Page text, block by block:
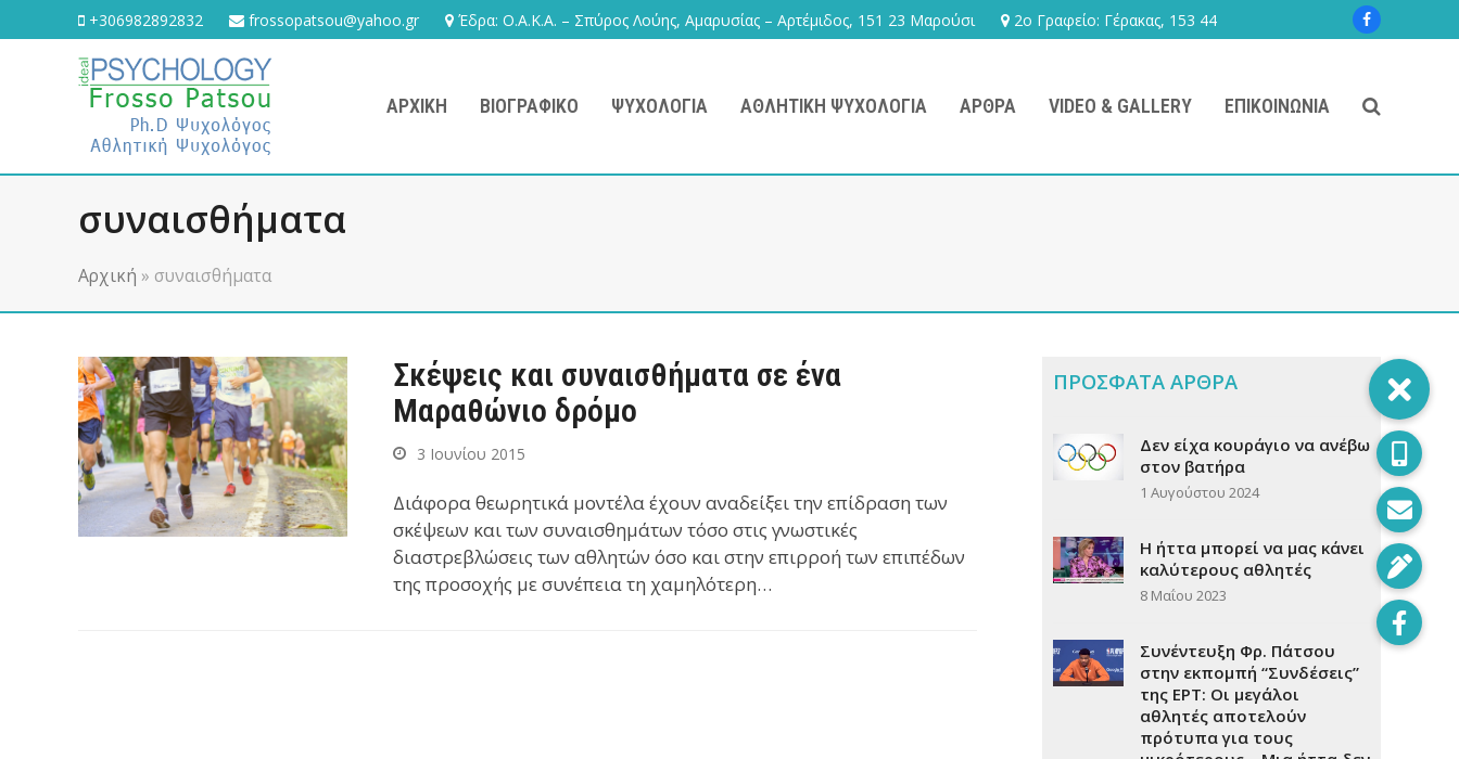
+306982892832 frossopatsou@yahoo.gr Έδρα: Ο.Α.Κ.Α. – Σπύρος Λούης, Αμαρυσίας – Αρτέμιδος, 151 23 Μαρούσι 2ο Γραφείο: Γέρακας, 153 44 Facebook
ΑΡΧΙΚΉ ΒΙΟΓΡΑΦΙΚΌ ΨΥΧΟΛΟΓΊΑ ΑΘΛΗΤΙΚΉ ΨΥΧΟΛΟΓΊΑ ΆΡΘΡΑ VIDEO & GALLERY ΕΠΙΚΟΙΝΩΝΊΑ
συναισθήματα
Αρχική » συναισθήματα
Σκέψεις και συναισθήματα σε ένα
Μαραθώνιο δρόμο
3 Ιουνίου 2015
Διάφορα θεωρητικά μοντέλα έχουν αναδείξει την επίδραση των
σκέψεων και των συναισθημάτων τόσο στις γνωστικές
διαστρεβλώσεις των αθλητών όσο και στην επιρροή των επιπέδων
της προσοχής με συνέπεια τη χαμηλότερη…
ΠΡΟΣΦΑΤΑ ΑΡΘΡΑ
Δεν είχα κουράγιο να ανέβω
στον βατήρα
1 Αυγούστου 2024
Η ήττα μπορεί να μας κάνει
καλύτερους αθλητές
8 Μαΐου 2023
Συνέντευξη Φρ. Πάτσου
στην εκπομπή “Συνδέσεις”
της ΕΡΤ: Οι μεγάλοι
αθλητές αποτελούν
πρότυπα για τους